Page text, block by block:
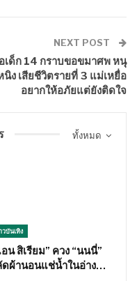
NEXT POST
เด็ก 14 กราบขอขมาศพ หนุ
นิง เสียชีวิตรายที่ 3 แม่เหยื่อ
อยากให้อภัยแต่ยังติดใจ
ทั้งหมด
วบันเทิง
น สิเรียม” ควง “นนนี่”
ดผ้านอนแช่น้ำในอ่าง…